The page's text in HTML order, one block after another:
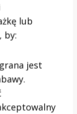
lub
by:
jest